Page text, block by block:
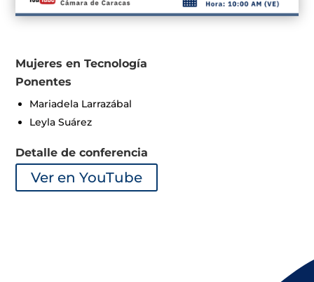
Mujeres en Tecnología
Ponentes
Mariadela Larrazábal
Leyla Suárez
Detalle de conferencia
Ver en YouTube